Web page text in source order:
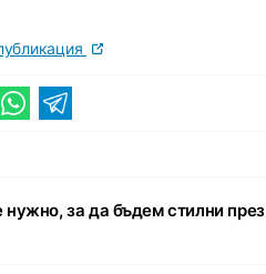
нужно, за да бъдем стилни през